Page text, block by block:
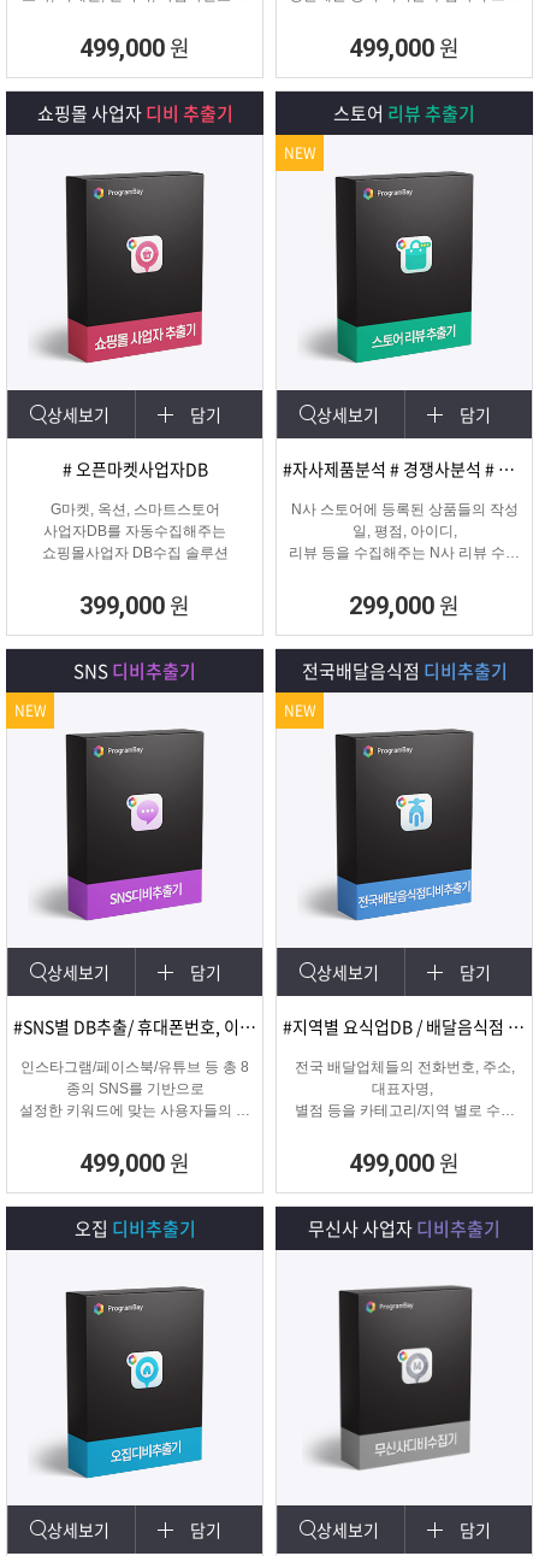
추출해주는 프로그램
499,000 원
경쟁사 분석에 탁월한 프로그램입니
다.
499,000 원
쇼핑몰 사업자디비 추출기
상세보기 담기
# 오픈마켓사업자DB
G마켓, 옥션, 스마트스토어
사업자DB를 자동수집해주는
쇼핑몰사업자 DB수집 솔루션
399,000 원
스토어 리뷰 추출기
상세보기 담기
#자사제품분석 # 경쟁사분석 # 마케팅 및 광고
N사 스토어에 등록된 상품들의 작성
일, 평점, 아이디,
리뷰 등을 수집해주는 N사 리뷰 수집
299,000 원
NEW
SNS디비추출기
상세보기 담기
#SNS별 DB추출/ 휴대폰번호, 이메일추출
인스타그램/페이스북/유튜브 등 총 8
종의 SNS를 기반으로
설정한 키워드에 맞는 사용자들의 휴
추출하여 영업 및 마케팅에 활용 할
수 있는 프로그램입니다.
499,000 원
NEW
전국배달음식점 디비추출기
상세보기 담기
#지역별 요식업DB / 배달음식점 전화번호
전국 배달업체들의 전화번호, 주소,
대표자명,
별점 등을 카테고리/지역 별로 수집
타겟 마케팅용 DB를 수집해주는 프
로그램입니다.
499,000 원
NEW
오집 디비추출기
상세보기 담기
무신사 사업자디비추출기
상세보기 담기